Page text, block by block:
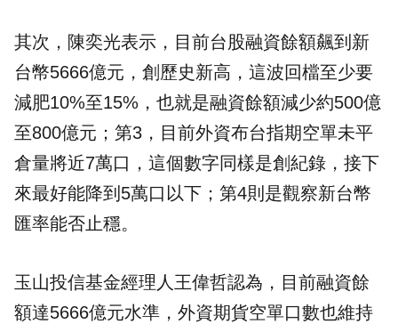
其次，陳奕光表示，目前台股融資餘額飆到新
台幣5666億元，創歷史新高，這波回檔至少要
減肥10%至15%，也就是融資餘額減少約500億
至800億元；第3，目前外資布台指期空單未平
倉量將近7萬口，這個數字同樣是創紀錄，接下
來最好能降到5萬口以下；第4則是觀察新台幣
匯率能否止穩。
玉山投信基金經理人王偉哲認為，目前融資餘
額達5666億元水準，外資期貨空單口數也維持